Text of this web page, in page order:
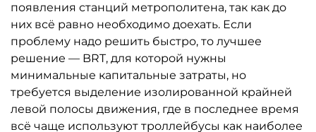
появления станций метрополитена, так как до
них всё равно необходимо доехать. Если
проблему надо решить быстро, то лучшее
решение — BRT, для которой нужны
минимальные капитальные затраты, но
требуется выделение изолированной крайней
левой полосы движения, где в последнее время
всё чаще используют троллейбусы как наиболее